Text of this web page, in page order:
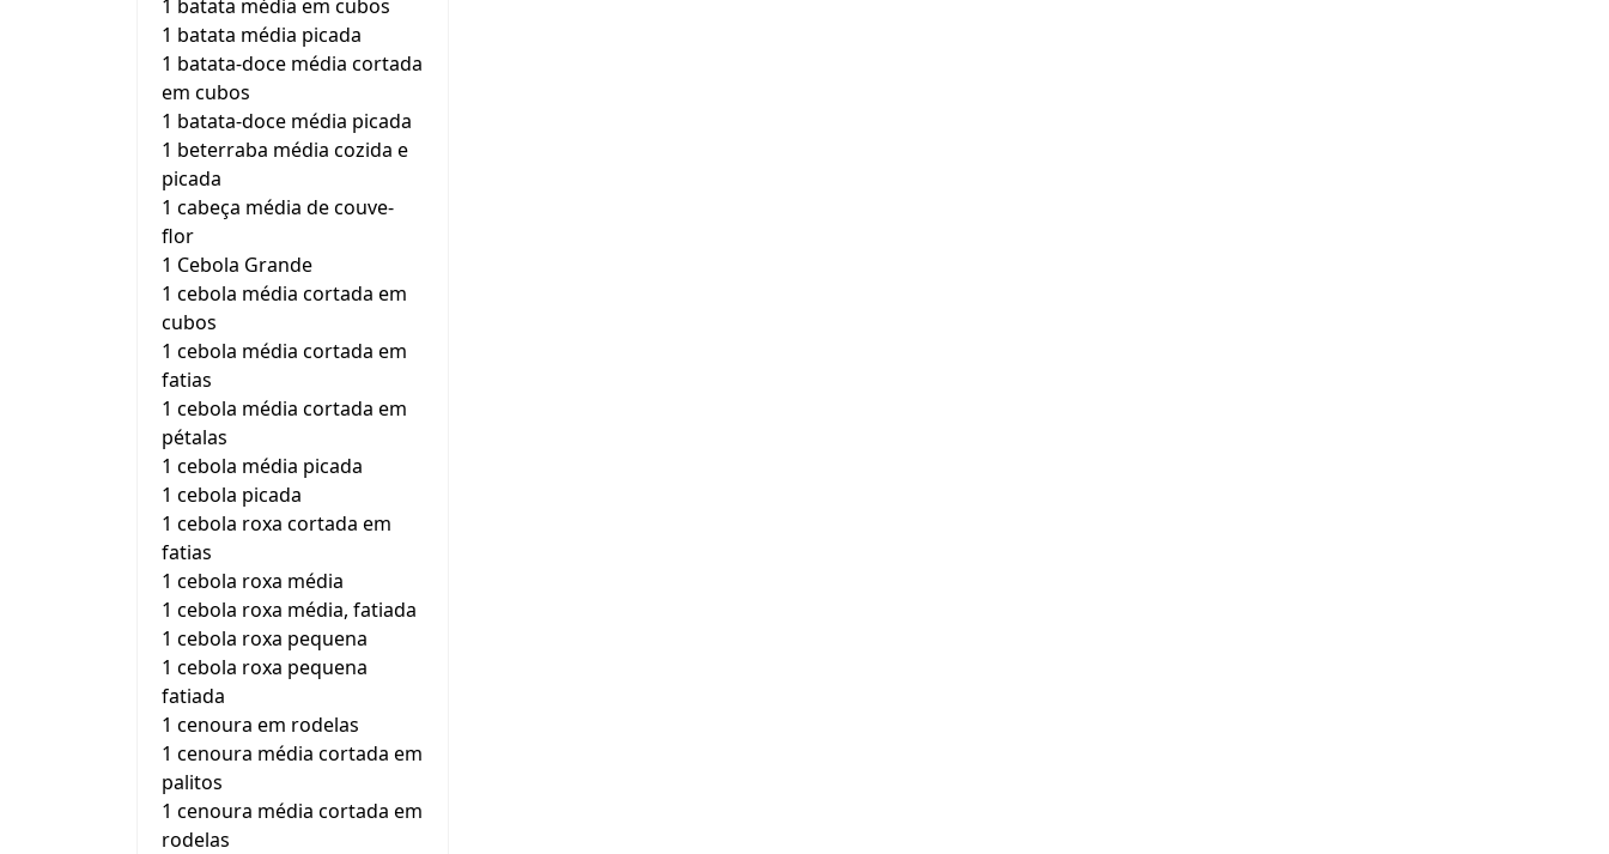
1 batata média em cubos
1 batata média picada
1 batata-doce média cortada
em cubos
1 batata-doce média picada
1 beterraba média cozida e
picada
1 cabeça média de couve-
flor
1 Cebola Grande
1 cebola média cortada em
cubos
1 cebola média cortada em
fatias
1 cebola média cortada em
pétalas
1 cebola média picada
1 cebola picada
1 cebola roxa cortada em
fatias
1 cebola roxa média
1 cebola roxa média, fatiada
1 cebola roxa pequena
1 cebola roxa pequena
fatiada
1 cenoura em rodelas
1 cenoura média cortada em
palitos
1 cenoura média cortada em
rodelas